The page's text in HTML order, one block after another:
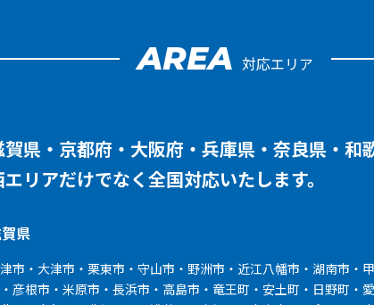
AREA 対応エリア
賀県・京都府・大阪府・兵庫県・奈良県・和
リアだけでなく全国対応いたします。
県
市・大津市・栗東市・守山市・野洲市・近江八幡市・湖南市・
彦根市・米原市・長浜市・高島市・竜王町・安土町・日野町・